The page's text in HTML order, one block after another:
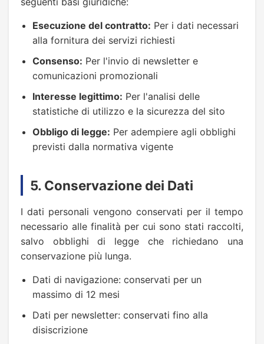
Esecuzione del contratto: Per i dati necessari
alla fornitura dei servizi richiesti
Consenso: Per l'invio di newsletter e
comunicazioni promozionali
Interesse legittimo: Per l'analisi delle
statistiche di utilizzo e la sicurezza del sito
Obbligo di legge: Per adempiere agli obblighi
previsti dalla normativa vigente
5. Conservazione dei Dati
I dati personali vengono conservati per il tempo
necessario alle finalità per cui sono stati raccolti,
salvo obblighi di legge che richiedano una
conservazione più lunga.
Dati di navigazione: conservati per un
massimo di 12 mesi
Dati per newsletter: conservati fino alla
disiscrizione